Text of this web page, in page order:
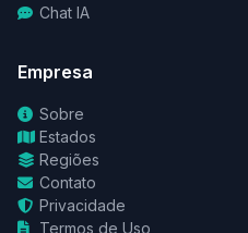
Chat IA
Empresa
Sobre
Estados
Regiões
Contato
Privacidade
Termos de Uso